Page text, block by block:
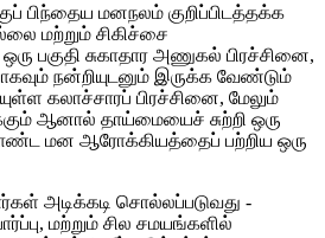
பிந்தைய மனநலம் குறிப்பிடத்தக்க
மற்றும் சிகிச்சை
பகுதி சுகாதார அணுகல் பிரச்சினை,
நன்றியுடனும் இருக்க வேண்டும்
கலாச்சாரப் பிரச்சினை, மேலும்
ஆனால் தாய்மையைச் சுற்றி ஒரு
மன ஆரோக்கியத்தைப் பற்றிய ஒரு
அடிக்கடி சொல்லப்படுவது -
மற்றும் சில சமயங்களில்